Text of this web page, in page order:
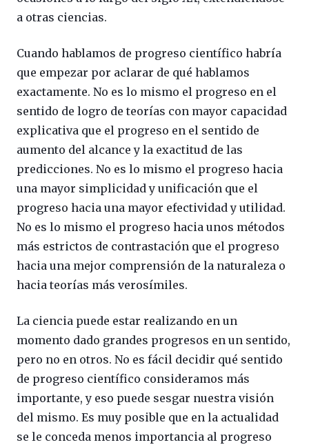
a otras ciencias.
Cuando hablamos de progreso científico habría
que empezar por aclarar de qué hablamos
exactamente. No es lo mismo el progreso en el
sentido de logro de teorías con mayor capacidad
explicativa que el progreso en el sentido de
aumento del alcance y la exactitud de las
predicciones. No es lo mismo el progreso hacia
una mayor simplicidad y unificación que el
progreso hacia una mayor efectividad y utilidad.
No es lo mismo el progreso hacia unos métodos
más estrictos de contrastación que el progreso
hacia una mejor comprensión de la naturaleza o
hacia teorías más verosímiles.
La ciencia puede estar realizando en un
momento dado grandes progresos en un sentido,
pero no en otros. No es fácil decidir qué sentido
de progreso científico consideramos más
importante, y eso puede sesgar nuestra visión
del mismo. Es muy posible que en la actualidad
se le conceda menos importancia al progreso